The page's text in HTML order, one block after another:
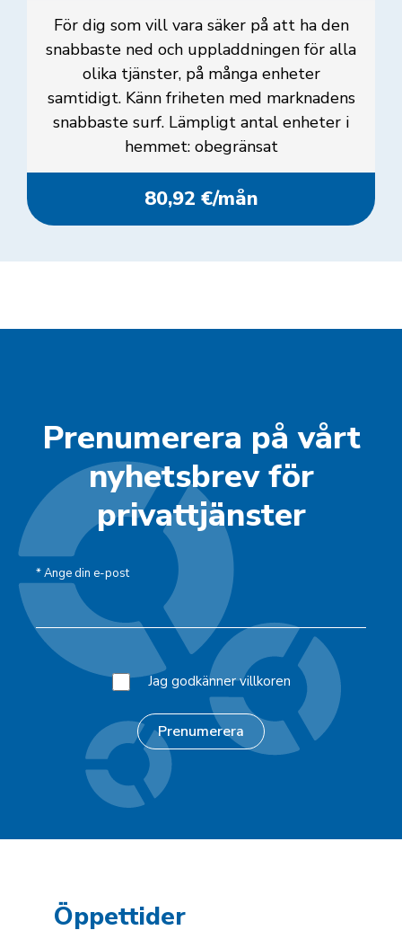
För dig som vill vara säker på att ha den
snabbaste ned och uppladdningen för alla
olika tjänster, på många enheter
samtidigt. Känn friheten med marknadens
snabbaste surf. Lämpligt antal enheter i
hemmet: obegränsat
80,92 €/mån
Prenumerera på vårt
nyhetsbrev för
privattjänster
*Ange din e-post
Jag godkänner villkoren
Öppettider